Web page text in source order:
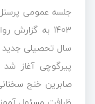
جلسه عمومی
سال تحصیلی جدید
پیرگوچی آغاز
صابرین خنج